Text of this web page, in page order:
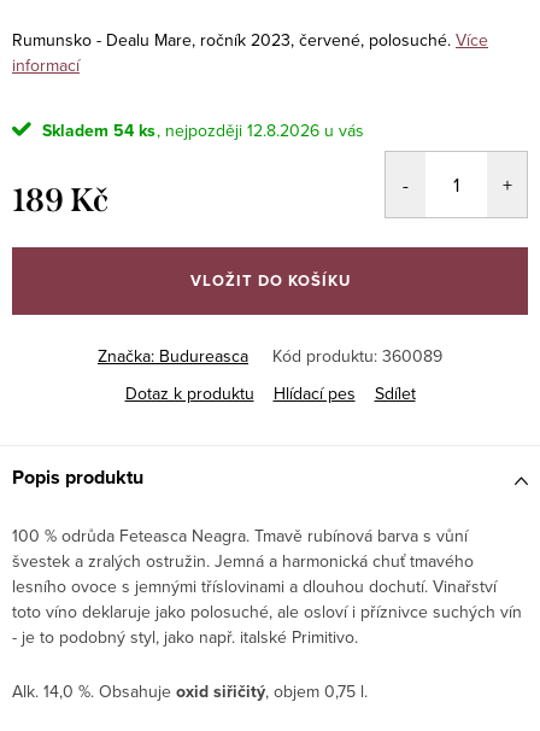
Rumunsko - Dealu Mare, ročník 2023, červené, polosuché. Více
informací
Skladem 54 ks 12.8.2026
189 Kč
cena:
VLOŽIT DO KOŠÍKU
Značka: Budureasca Kód produktu: 360089
Dotaz k produktu
Hlídací pes Sdílet
Popis produktu
100 % odrůda Feteasca Neagra. Tmavě rubínová barva s vůní
švestek a zralých ostružin. Jemná a harmonická chuť tmavého
lesního ovoce s jemnými tříslovinami a dlouhou dochutí. Vinařství
toto víno deklaruje jako polosuché, ale osloví i příznivce suchých vín
- je to podobný styl, jako např. italské Primitivo.
Alk. 14,0 %. Obsahuje oxid siřičitý, objem 0,75 l.